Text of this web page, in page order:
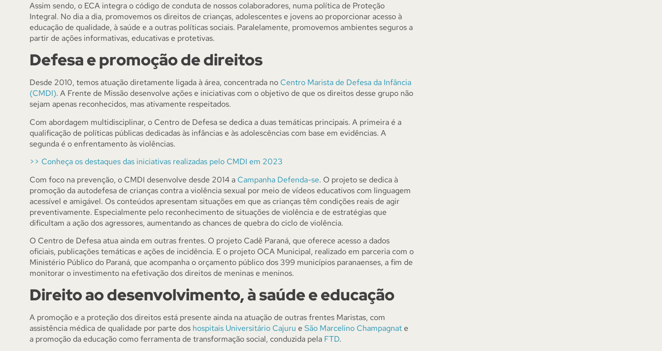
Assim sendo, o ECA integra o código de conduta de nossos colaboradores, numa política de Proteção
Integral. No dia a dia, promovemos os direitos de crianças, adolescentes e jovens ao proporcionar acesso à
educação de qualidade, à saúde e a outras políticas sociais. Paralelamente, promovemos ambientes seguros a
partir de ações informativas, educativas e protetivas.
Defesa e promoção de direitos
Desde 2010, temos atuação diretamente ligada à área, concentrada no Centro Marista de Defesa da Infância
(CMDI). A Frente de Missão desenvolve ações e iniciativas com o objetivo de que os direitos desse grupo não
sejam apenas reconhecidos, mas ativamente respeitados.
Com abordagem multidisciplinar, o Centro de Defesa se dedica a duas temáticas principais. A primeira é a
qualificação de políticas públicas dedicadas às infâncias e às adolescências com base em evidências. A
segunda é o enfrentamento às violências.
>> Conheça os destaques das iniciativas realizadas pelo CMDI em 2023
Com foco na prevenção, o CMDI desenvolve desde 2014 a Campanha Defenda-se. O projeto se dedica à
promoção da autodefesa de crianças contra a violência sexual por meio de vídeos educativos com linguagem
acessível e amigável. Os conteúdos apresentam situações em que as crianças têm condições reais de agir
preventivamente. Especialmente pelo reconhecimento de situações de violência e de estratégias que
dificultam a ação dos agressores, aumentando as chances de quebra do ciclo de violência.
O Centro de Defesa atua ainda em outras frentes. O projeto Cadê Paraná, que oferece acesso a dados
oficiais, publicações temáticas e ações de incidência. E o projeto OCA Municipal, realizado em parceria com o
Ministério Público do Paraná, que acompanha o orçamento público dos 399 municípios paranaenses, a fim de
monitorar o investimento na efetivação dos direitos de meninas e meninos.
Direito ao desenvolvimento, à saúde e educação
A promoção e a proteção dos direitos está presente ainda na atuação de outras frentes Maristas, com
assistência médica de qualidade por parte dos hospitais Universitário Cajuru e São Marcelino Champagnat e
a promoção da educação como ferramenta de transformação social, conduzida pela FTD.